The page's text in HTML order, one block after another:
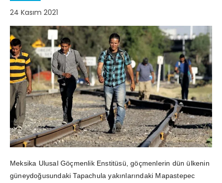
24 Kasım 2021
Meksika Ulusal Göçmenlik Enstitüsü, göçmenlerin dün ülkenin
güneydoğusundaki Tapachula yakınlarındaki Mapastepec